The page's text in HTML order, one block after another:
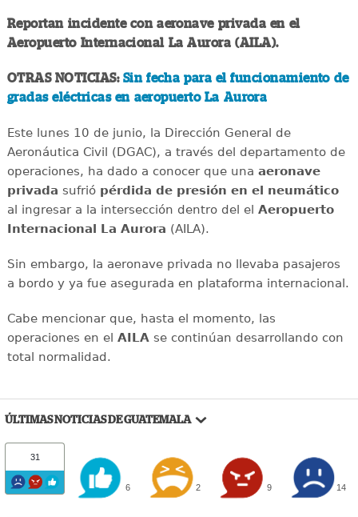
Reportan incidente con aeronave privada en el
Aeropuerto Internacional La Aurora (AILA).
OTRAS NOTICIAS: Sin fecha para el funcionamiento de
gradas eléctricas en aeropuerto La Aurora
Este lunes 10 de junio, la Dirección General de
Aeronáutica Civil (DGAC), a través del departamento de
operaciones, ha dado a conocer que una aeronave
privada sufrió pérdida de presión en el neumático
al ingresar a la intersección dentro del el Aeropuerto
Internacional La Aurora (AILA).
Sin embargo, la aeronave privada no llevaba pasajeros
a bordo y ya fue asegurada en plataforma internacional.
Cabe mencionar que, hasta el momento, las
operaciones en el AILAse continúan desarrollando con
total normalidad.
ÚLTIMAS NOTICIAS DE GUATEMALA
31
6 2 9 14